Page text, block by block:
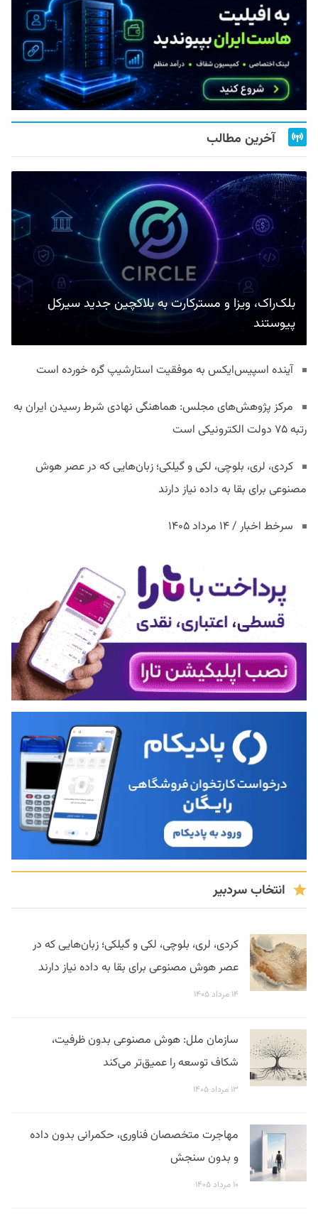
آخرین مطالب
بلک‌راک، ویزا و مسترکارت به بلاکچین جدید سیرکل
پیوستند
آینده اسپیس‌ایکس به موفقیت استارشیپ گره خورده است
مرکز پژوهش‌های مجلس: هماهنگی نهادی شرط رسیدن ایران به
رتبه ۷۵ دولت الکترونیکی است
کردی، لری، بلوچی، لکی و گیلکی؛ زبان‌هایی که در عصر هوش
مصنوعی برای بقا به داده نیاز دارند
سرخط اخبار / ۱۴ مرداد ۱۴۰۵
انتخاب سردبیر
کردی، لری، بلوچی، لکی و گیلکی؛ زبان‌هایی که در
عصر هوش مصنوعی برای بقا به داده نیاز دارند
۱۴ مرداد ۱۴۰۵
سازمان ملل: هوش مصنوعی بدون ظرفیت،
شکاف توسعه را عمیق‌تر می‌کند
۱۳ مرداد ۱۴۰۵
مهاجرت متخصصان فناوری، حکمرانی بدون داده
و بدون سنجش
۱۰ مرداد ۱۴۰۵